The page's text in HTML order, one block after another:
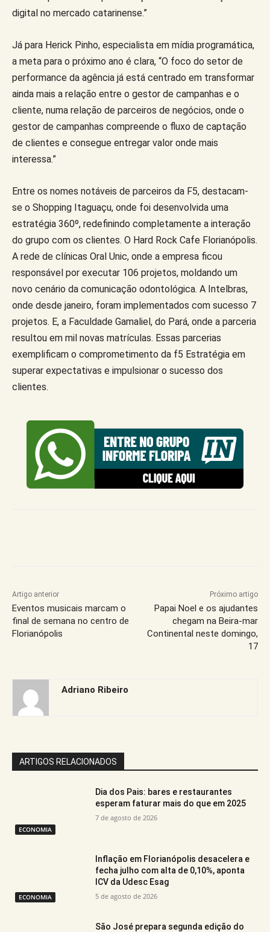
digital no mercado catarinense.”
Já para Herick Pinho, especialista em mídia programática,
a meta para o próximo ano é clara, “O foco do setor de
performance da agência já está centrado em transformar
ainda mais a relação entre o gestor de campanhas e o
cliente, numa relação de parceiros de negócios, onde o
gestor de campanhas compreende o fluxo de captação
de clientes e consegue entregar valor onde mais
interessa.”
Entre os nomes notáveis de parceiros da F5, destacam-
se o Shopping Itaguaçu, onde foi desenvolvida uma
estratégia 360º, redefinindo completamente a interação
do grupo com os clientes. O Hard Rock Cafe Florianópolis.
A rede de clínicas Oral Unic, onde a empresa ficou
responsável por executar 106 projetos, moldando um
novo cenário da comunicação odontológica. A Intelbras,
onde desde janeiro, foram implementados com sucesso 7
projetos. E, a Faculdade Gamaliel, do Pará, onde a parceria
resultou em mil novas matrículas. Essas parcerias
exemplificam o comprometimento da f5 Estratégia em
superar expectativas e impulsionar o sucesso dos
clientes.
Artigo anterior
Eventos musicais marcam o
final de semana no centro de
Florianópolis
Próximo artigo
Papai Noel e os ajudantes
chegam na Beira-mar
Continental neste domingo,
17
Adriano Ribeiro
ARTIGOS RELACIONADOS
ECONOMIA
Dia dos Pais: bares e restaurantes
esperam faturar mais do que em 2025
7 de agosto de 2026
ECONOMIA
Inflação em Florianópolis desacelera e
fecha julho com alta de 0,10%, aponta
ICV da Udesc Esag
5 de agosto de 2026
São José prepara segunda edição do